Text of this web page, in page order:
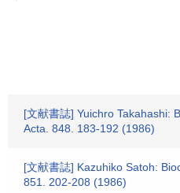
[文献書誌] Yuichro Takahashi:
Acta. 848. 183-192 (1986)
[文献書誌] Kazuhiko Satoh:
851. 202-208 (1986)